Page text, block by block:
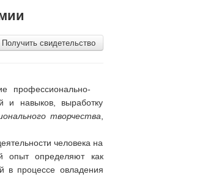
Получить свидетельство
профессионально-
и навыков, выработку
творчества
человека на
опыт определяют как
в процессе овладения